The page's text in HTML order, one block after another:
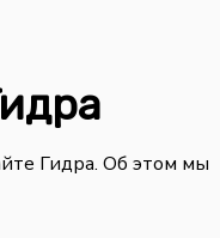
Гидра. Об этом мы